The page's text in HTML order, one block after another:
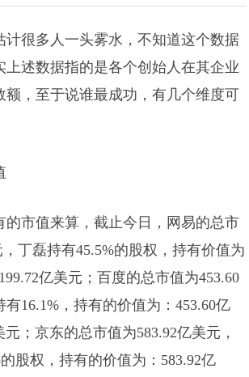
计很多人一头雾水，不知道这个数据
上述数据指的是各个创始人在其企业
额，至于说谁最成功，有几个维度可
的市值来算，截止今日，网易的总市
丁磊持有45.5%的股权，持有价值为
亿美元；百度的总市值为453.60
16.1%，持有的价值为：453.60亿
元；京东的总市值为583.92亿美元，
股权，持有的价值为：583.92亿